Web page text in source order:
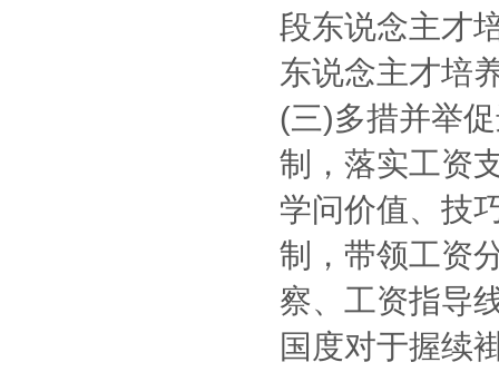
段东说念主才
东说念主才培
(三)多措并举
制，落实工资
学问价值、技
制，带领工资
察、工资指导
国度对于握续